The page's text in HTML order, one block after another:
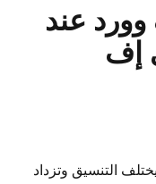
عند
إف
التنسيق وتزداد